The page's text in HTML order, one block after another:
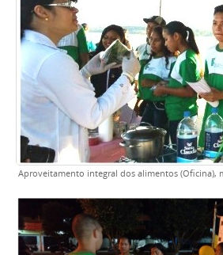
Aproveitamento integral dos alimentos (Oficina),